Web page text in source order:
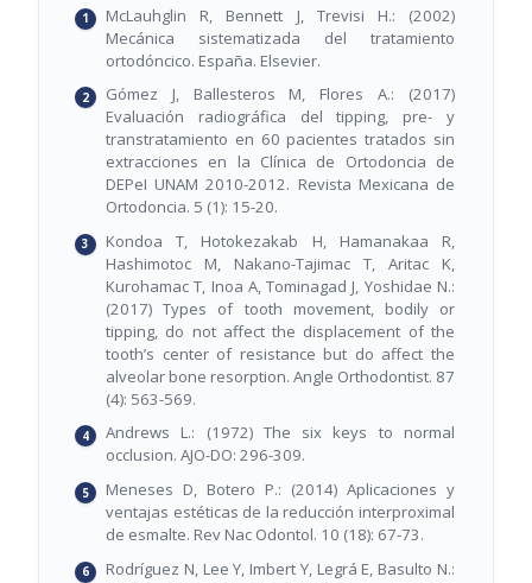
McLauhglin R, Bennett J, Trevisi H.: (2002)
Mecánica sistematizada del tratamiento
ortodóncico. España. Elsevier.
Gómez J, Ballesteros M, Flores A.: (2017)
Evaluación radiográfica del tipping, pre- y
transtratamiento en 60 pacientes tratados sin
extracciones en la Clínica de Ortodoncia de
DEPeI UNAM 2010-2012. Revista Mexicana de
Ortodoncia. 5 (1): 15-20.
Kondoa T, Hotokezakab H, Hamanakaa R,
Hashimotoc M, Nakano-Tajimac T, Aritac K,
Kurohamac T, Inoa A, Tominagad J, Yoshidae N.:
(2017) Types of tooth movement, bodily or
tipping, do not affect the displacement of the
tooth’s center of resistance but do affect the
alveolar bone resorption. Angle Orthodontist. 87
(4): 563-569.
Andrews L.: (1972) The six keys to normal
occlusion. AJO-DO: 296-309.
Meneses D, Botero P.: (2014) Aplicaciones y
ventajas estéticas de la reducción interproximal
de esmalte. Rev Nac Odontol. 10 (18): 67-73.
Rodríguez N, Lee Y, Imbert Y, Legrá E, Basulto N.: